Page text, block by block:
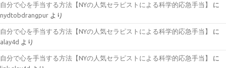
自分で心を手当する方法【NYの人気セラピストによる科学的応急手当】
に
nydtobdrangpur より
自分で心を手当する方法【NYの人気セラピストによる科学的応急手当】
に
alay4d より
自分で心を手当する方法【NYの人気セラピストによる科学的応急手当】
に